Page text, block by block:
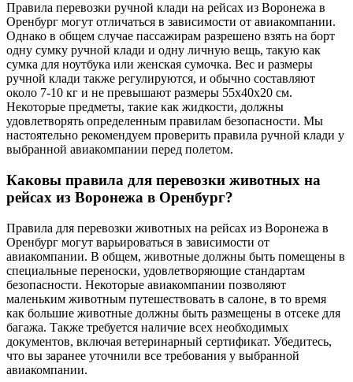
Правила перевозки ручной клади на рейсах из Воронежа в
Оренбург могут отличаться в зависимости от авиакомпании.
Однако в общем случае пассажирам разрешено взять на борт
одну сумку ручной клади и одну личную вещь, такую как
сумка для ноутбука или женская сумочка. Вес и размеры
ручной клади также регулируются, и обычно составляют
около 7-10 кг и не превышают размеры 55x40x20 см.
Некоторые предметы, такие как жидкости, должны
удовлетворять определенным правилам безопасности. Мы
настоятельно рекомендуем проверить правила ручной клади у
выбранной авиакомпании перед полетом.
Каковы правила для перевозки животных на
рейсах из Воронежа в Оренбург?
Правила для перевозки животных на рейсах из Воронежа в
Оренбург могут варьироваться в зависимости от
авиакомпании. В общем, животные должны быть помещены в
специальные переноски, удовлетворяющие стандартам
безопасности. Некоторые авиакомпании позволяют
маленьким животным путешествовать в салоне, в то время
как большие животные должны быть размещены в отсеке для
багажа. Также требуется наличие всех необходимых
документов, включая ветеринарный сертификат. Убедитесь,
что вы заранее уточнили все требования у выбранной
авиакомпании.